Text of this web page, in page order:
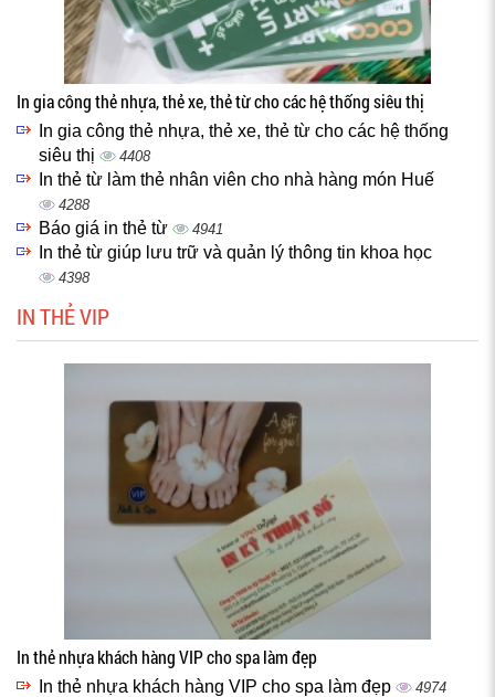
In gia công thẻ nhựa, thẻ xe, thẻ từ cho các hệ thống siêu thị
In gia công thẻ nhựa, thẻ xe, thẻ từ cho các hệ thống
siêu thị
4408
In thẻ từ làm thẻ nhân viên cho nhà hàng món Huế
4288
Báo giá in thẻ từ 4941
In thẻ từ giúp lưu trữ và quản lý thông tin khoa học
4398
IN THẺ VIP
In thẻ nhựa khách hàng VIP cho spa làm đẹp
In thẻ nhựa khách hàng VIP cho spa làm đẹp 4974